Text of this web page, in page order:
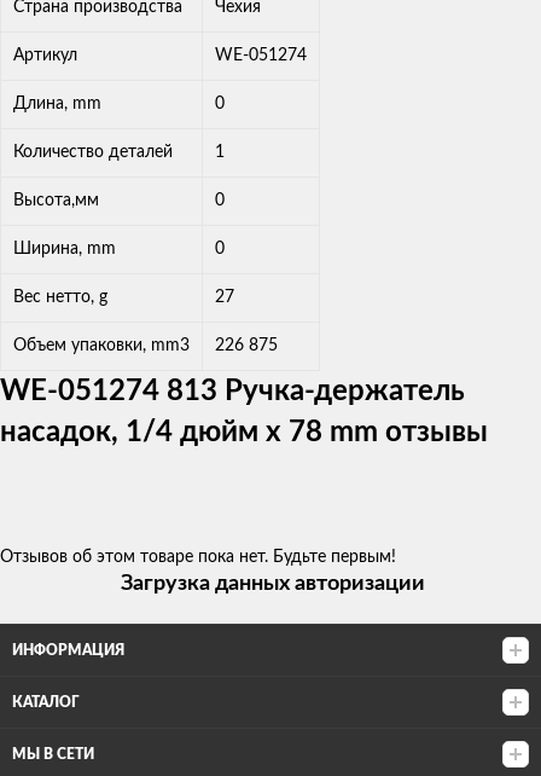
Страна производства Чехия
Артикул WE-051274
Длина, mm 0
Количество деталей 1
Высота,мм 0
Ширина, mm 0
Вес нетто, g 27
Объем упаковки, mm3 226 875
WE-051274 813 Ручка-держатель
насадок, 1/4 дюйм x 78 mm отзывы
Отзывов об этом товаре пока нет. Будьте первым!
Загрузка данных авторизации
ИНФОРМАЦИЯ
КАТАЛОГ
МЫ В СЕТИ